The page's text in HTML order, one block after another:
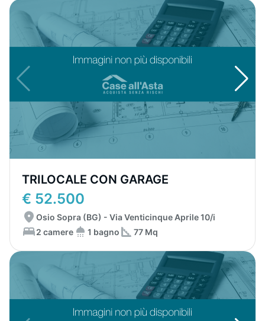
TRILOCALE CON GARAGE
€ 52.500
Osio Sopra (BG) - Via Venticinque Aprile 10/i
2 camere
1 bagno 77 Mq